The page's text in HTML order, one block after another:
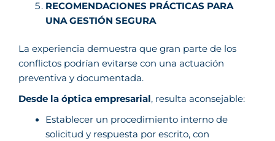
RECOMENDACIONES PRÁCTICAS PARA
UNA GESTIÓN SEGURA
La experiencia demuestra que gran parte de los
conflictos podrían evitarse con una actuación
preventiva y documentada.
Desde la óptica empresarial, resulta aconsejable:
Establecer un procedimiento interno de
solicitud y respuesta por escrito, con